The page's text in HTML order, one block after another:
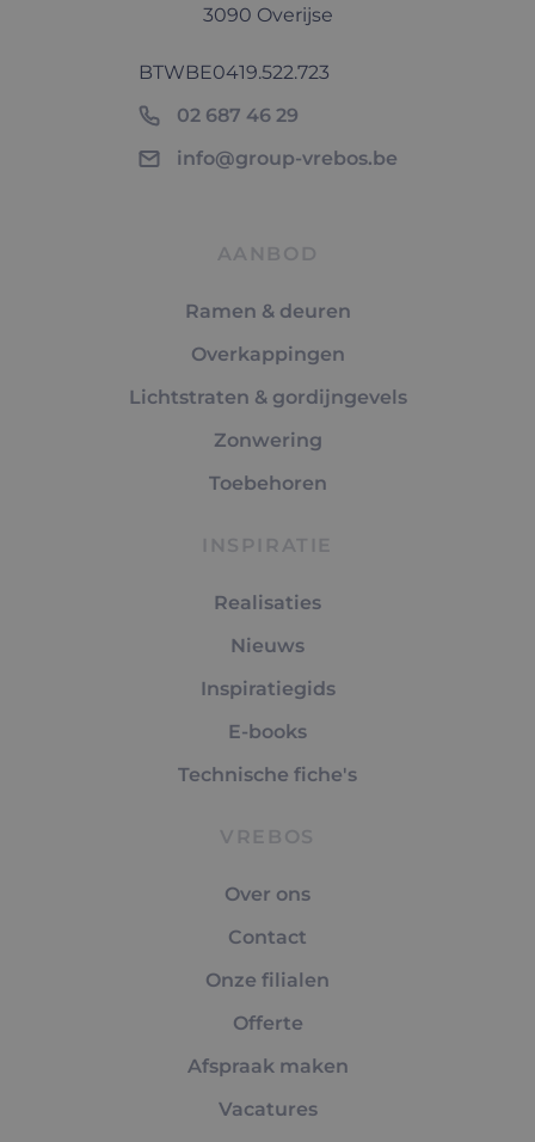
3090 Overijse
BTWBE0419.522.723
02 687 46 29
info@group-vrebos.be
AANBOD
Ramen & deuren
Overkappingen
Lichtstraten & gordijngevels
Zonwering
Toebehoren
INSPIRATIE
Realisaties
Nieuws
Inspiratiegids
E-books
Technische fiche's
VREBOS
Over ons
Contact
Onze filialen
Offerte
Afspraak maken
Vacatures